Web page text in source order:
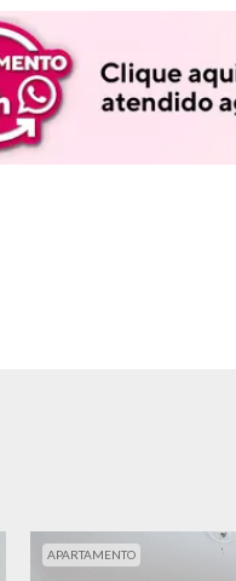
APARTAMENTO